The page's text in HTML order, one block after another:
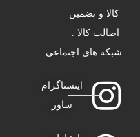
کالا و تضمین
اصالت کالا .
شبکه های اجتماعی
اینستاگرام
ساور